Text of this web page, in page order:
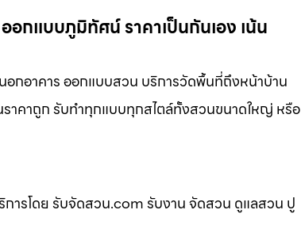
กแบบภูมิทัศน์ ราคาเป็นกันเอง เน้น
กอาคาร ออกแบบสวน บริการวัดพื้นที่ถึงหน้าบ้าน
ราคาถูก รับทำทุกแบบทุกสไตล์ทั้งสวนขนาดใหญ่ หรือ
ารโดย รับจัดสวน.com รับงาน จัดสวน ดูแลสวน ปู